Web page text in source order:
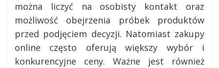
można liczyć na osobisty kontakt oraz
możliwość obejrzenia próbek produktów
przed podjęciem decyzji. Natomiast zakupy
online często oferują większy wybór i
konkurencyjne ceny. Ważne jest również